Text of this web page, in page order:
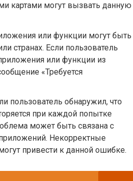
картами могут вызвать данную
или функции могут быть
странах. Если пользователь
или функции из
«Требуется
пользователь обнаружил, что
при каждой попытке
может быть связана с
Некорректные
привести к данной ошибке.